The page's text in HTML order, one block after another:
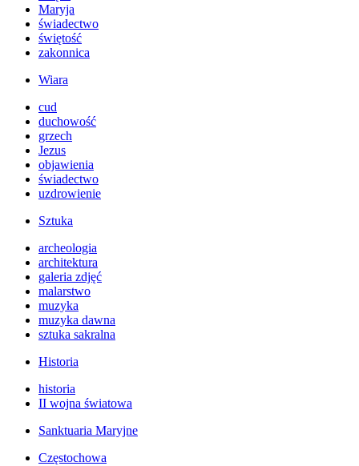
Maryja
świadectwo
świętość
zakonnica
Wiara
cud
duchowość
grzech
Jezus
objawienia
świadectwo
uzdrowienie
Sztuka
archeologia
architektura
galeria zdjęć
malarstwo
muzyka
muzyka dawna
sztuka sakralna
Historia
historia
II wojna światowa
Sanktuaria Maryjne
Częstochowa